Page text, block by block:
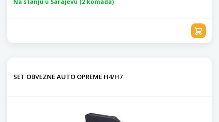
SET OBVEZNE AUTO OPREME H4/H7